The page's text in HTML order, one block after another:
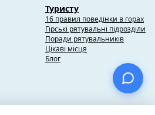
Туристу
16 правил поведінки в горах
Гірські рятувальні підрозділи
Поради рятувальників
Цікаві місця
Блог